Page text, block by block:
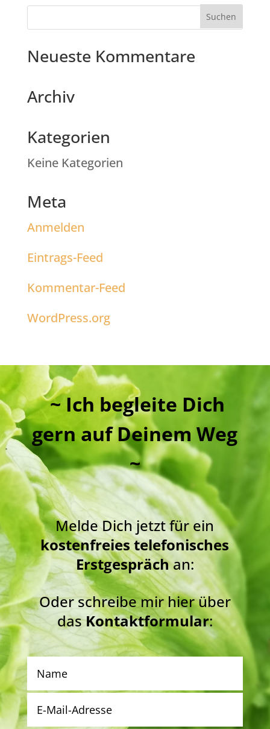
Neueste Kommentare
Archiv
Kategorien
Keine Kategorien
Meta
Anmelden
Eintrags-Feed
Kommentar-Feed
WordPress.org
~ Ich begleite Dich
gern auf Deinem Weg
~
Melde Dich jetzt für ein
kostenfreies telefonisches
Erstgesprächan:
Oder schreibe mir hier über
dasKontaktformular: